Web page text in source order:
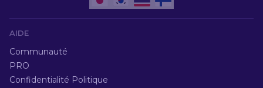
AIDE
Communauté
PRO
Confidentialité Politique